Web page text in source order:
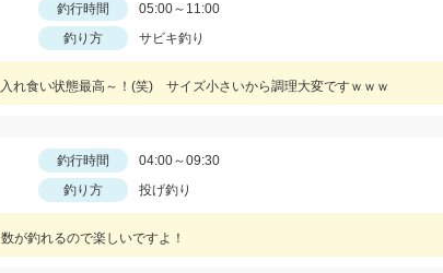
釣行時間
05:00～11:00
釣り方 サビキ釣り
れ食い状態最高～！(笑) サイズ小さいから調理大変ですｗｗｗ
釣行時間
04:00～09:30
釣り方 投げ釣り
が釣れるので楽しいですよ！